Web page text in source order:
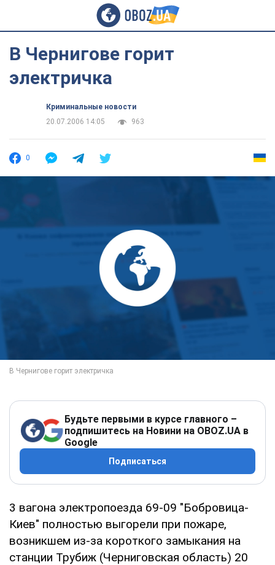
В Чернигове горит
электричка
Криминальные новости
20.07.2006 14:05
963
0
Будьте первыми в курсе главного –
подпишитесь на Новини на OBOZ.UA в
Google
Подписаться
3 вагона электропоезда 69-09 "Бобровица-
Киев" полностью выгорели при пожаре,
возникшем из-за короткого замыкания на
станции Трубиж (Черниговская область) 20